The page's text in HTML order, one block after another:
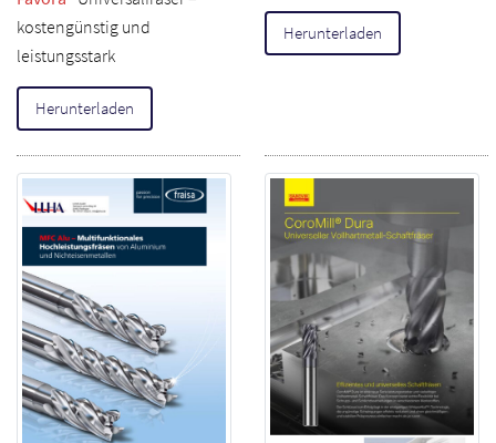
kostengünstig und
leistungsstark
Herunterladen
Herunterladen